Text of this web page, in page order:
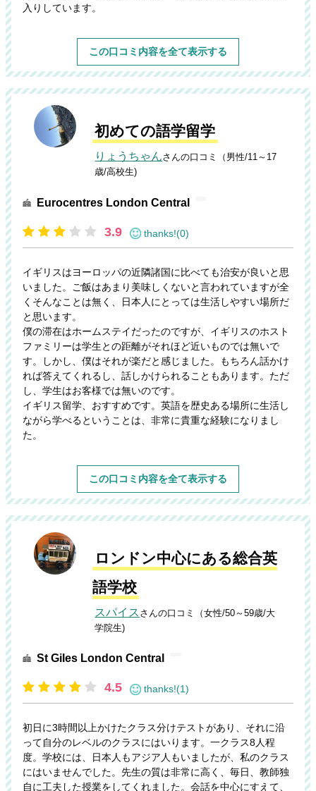
入りしています。
この口コミ内容を全て表示する
初めての語学留学
りょうちゃんさんの口コミ（男性/11～17
歳/高校生)
Eurocentres London Central
3.9 thanks!(0)
イギリスはヨーロッパの近隣諸国に比べても治安が良いと思
いました。ご飯はあまり美味しくないと言われていますが全
くそんなことは無く、日本人にとっては生活しやすい場所だ
と思います。
僕の滞在はホームステイだったのですが、イギリスのホスト
ファミリーは学生との距離がそれほど近いものでは無いで
す。しかし、僕はそれが楽だと感じました。もちろん話かけ
れば答えてくれるし、話しかけられることもあります。ただ
し、学生はお客様では無いのです。
イギリス留学、おすすめです。英語を歴史ある場所に生活し
ながら学べるということは、非常に貴重な経験になりまし
た。
この口コミ内容を全て表示する
ロンドン中心にある総合英
語学校
スパイス さんの口コミ（女性/50～59歳/大
学院生)
St Giles London Central
4.5 thanks!(1)
初日に3時間以上かけたクラス分けテストがあり、それに沿
って自分のレベルのクラスにはいります。一クラス8人程
度。学校には、日本人もアジア人もいましたが、私のクラス
にはいませんでした。先生の質は非常に高く、毎日、教師独
自に工夫した授業をしてくれました。会話を中心にすえて、